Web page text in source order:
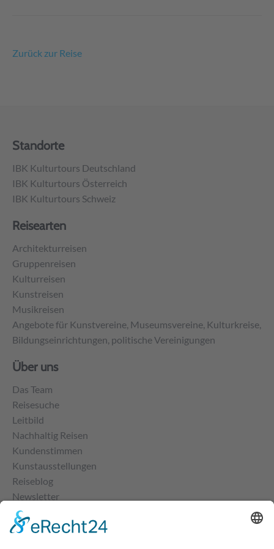
Zurück zur Reise
Standorte
IBK Kulturtours Deutschland
IBK Kulturtours Österreich
IBK Kulturtours Schweiz
Reisearten
Architekturreisen
Gruppenreisen
Kulturreisen
Kunstreisen
Musikreisen
Angebote für Kunstvereine, Museumsvereine, Kulturkreise,
Bildungseinrichtungen, politische Vereinigungen
Über uns
Das Team
Reisesuche
Leitbild
Nachhaltig Reisen
Kundenstimmen
Kunstausstellungen
Reiseblog
Newsletter
Kontakt
Impressum